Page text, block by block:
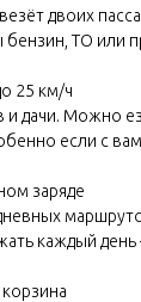
двоих
ТО или
25 км/ч
и дачи. Можно
если с
заряде
каждый